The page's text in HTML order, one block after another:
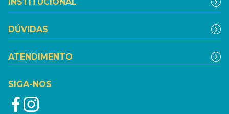
DÚVIDAS
ATENDIMENTO
SIGA-NOS